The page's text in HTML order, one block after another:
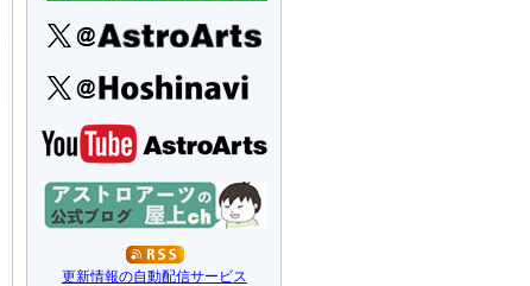
更新情報の自動配信サービス